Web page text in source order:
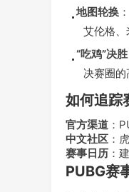
地图轮换 ：
艾伦格、
“吃鸡”决胜
决赛圈的
如何追踪
官方渠道 ：
中文社区 ：
赛事日历 ：
PUBG赛